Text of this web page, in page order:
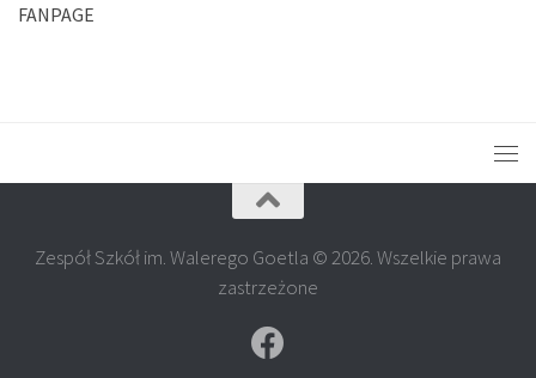
FANPAGE
Zespół Szkół im. Walerego Goetla © 2026. Wszelkie prawa
zastrzeżone